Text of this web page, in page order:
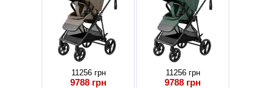
11256 грн
9788 грн
11256 грн
9788 грн